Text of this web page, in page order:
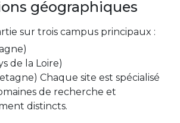
géographiques
sur trois campus principaux :
de la Loire)
Chaque site est spécialisé
de recherche et
distincts.